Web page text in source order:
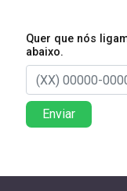
Quer que nós
abaixo.
Enviar